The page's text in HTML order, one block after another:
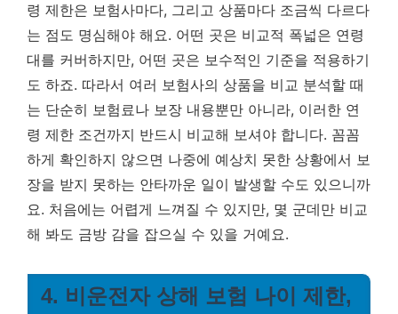
령 제한은 보험사마다, 그리고 상품마다 조금씩 다르다
는 점도 명심해야 해요. 어떤 곳은 비교적 폭넓은 연령
대를 커버하지만, 어떤 곳은 보수적인 기준을 적용하기
도 하죠. 따라서 여러 보험사의 상품을 비교 분석할 때
는 단순히 보험료나 보장 내용뿐만 아니라, 이러한 연
령 제한 조건까지 반드시 비교해 보셔야 합니다. 꼼꼼
하게 확인하지 않으면 나중에 예상치 못한 상황에서 보
장을 받지 못하는 안타까운 일이 발생할 수도 있으니까
요. 처음에는 어렵게 느껴질 수 있지만, 몇 군데만 비교
해 봐도 금방 감을 잡으실 수 있을 거예요.
4. 비운전자 상해 보험 나이 제한,